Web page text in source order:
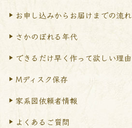
お申し込みからお届けまでの流れ
さかのぼれる年代
できるだけ早く作って欲しい理由
Mディスク保存
家系図依頼者情報
よくあるご質問